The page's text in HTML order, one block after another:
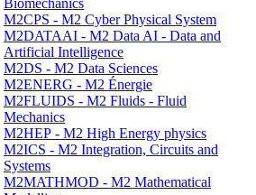
Biomechanics
M2CPS - M2 Cyber Physical System
M2DATAAI - M2 Data AI - Data and
Artificial Intelligence
M2DS - M2 Data Sciences
M2ENERG - M2 Énergie
M2FLUIDS - M2 Fluids - Fluid
Mechanics
M2HEP - M2 High Energy physics
M2ICS - M2 Integration, Circuits and
Systems
M2MATHMOD - M2 Mathematical